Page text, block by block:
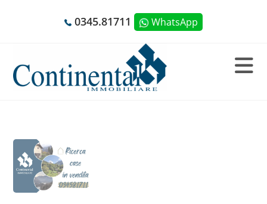
0345.81711 WhatsApp
contenuto